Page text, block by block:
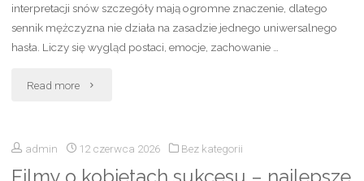
Luksusu
interpretacji snów szczegóły mają ogromne znaczenie, dlatego
sennik mężczyzna nie działa na zasadzie jednego uniwersalnego
hasła. Liczy się wygląd postaci, emocje, zachowanie …
Read more "Sennik
co
admin 12 czerwca 2026 Bez kategorii